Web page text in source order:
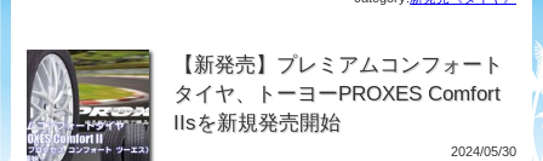
【新発売】プレミアムコンフォート
タイヤ、トーヨーPROXES Comfort
IIsを新規発売開始
2024/05/30